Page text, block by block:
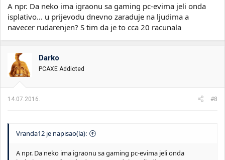
A npr. Da neko ima igraonu sa gaming pc-evima jeli onda
isplativo... u prijevodu dnevno zaraduje na ljudima a
navecer rudarenjen? S tim da je to cca 20 racunala
Darko
PCAXE Addicted
14.07.2016. #8
Vranda12 je napisao(la):
A npr. Da neko ima igraonu sa gaming pc-evima jeli onda